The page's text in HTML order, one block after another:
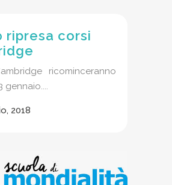
ripresa corsi
ricominceranno
gennaio....
2018